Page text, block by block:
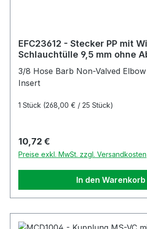
EFC23612 - Stecker PP mit
Schlauchtülle 9,5 mm ohne
3/8 Hose Barb Non-Valved
Insert
1 Stück (268,00 € / 25 Stück)
Regulärer Preis:
10,72 €
Preise exkl. MwSt. zzgl. Versandkosten
In den Warenkorb